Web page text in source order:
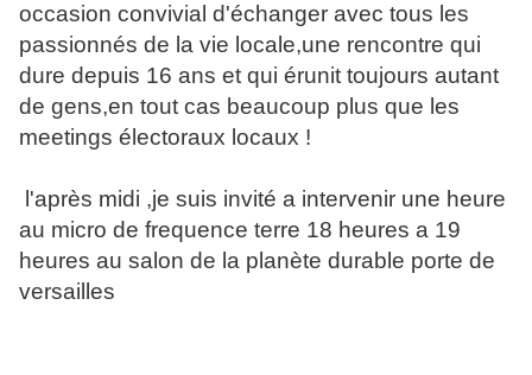
occasion convivial d'échanger avec tous les
passionnés de la vie locale,une rencontre qui
dure depuis 16 ans et qui érunit toujours autant
de gens,en tout cas beaucoup plus que les
meetings électoraux locaux !
l'après midi ,je suis invité a intervenir une heure
au micro de frequence terre 18 heures a 19
heures au salon de la planète durable porte de
versailles